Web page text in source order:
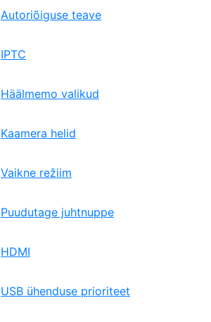
Autoriõiguse teave
IPTC
Häälmemo valikud
Kaamera helid
Vaikne režiim
Puudutage juhtnuppe
HDMI
USB ühenduse prioriteet